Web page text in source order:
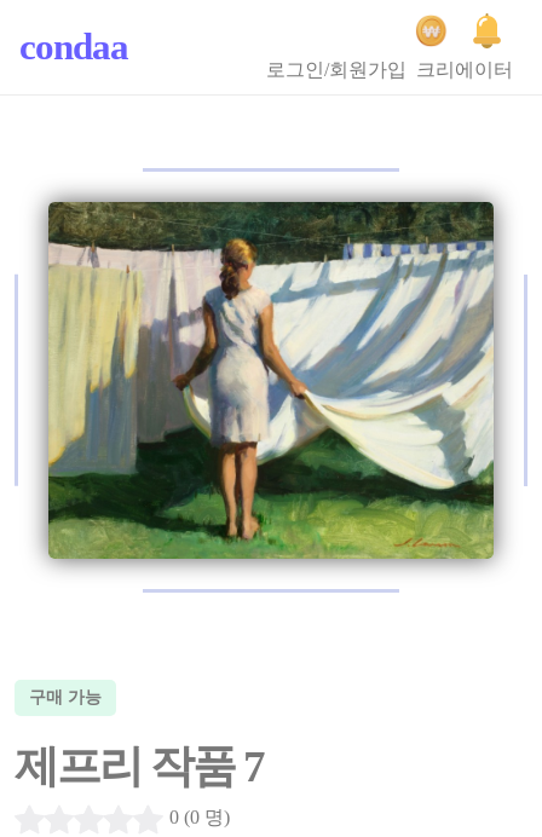
condaa
로그인/회원가입 크리에이터
구매 가능
제프리 작품 7
0 (0 명)